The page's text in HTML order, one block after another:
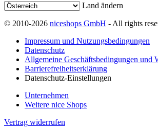
Land ändern
© 2010-2026 niceshops GmbH - All rights
Impressum und Nutzungsbedingungen
Datenschutz
Allgemeine Geschäftsbedingungen und
Barrierefreiheitserklärung
Datenschutz-Einstellungen
Unternehmen
Weitere nice Shops
Vertrag widerrufen